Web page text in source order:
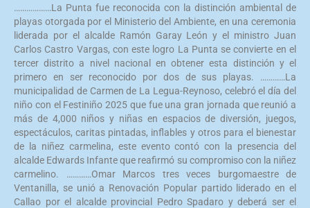
………………La Punta fue reconocida con la distinción ambiental de
playas otorgada por el Ministerio del Ambiente, en una ceremonia
liderada por el alcalde Ramón Garay León y el ministro Juan
Carlos Castro Vargas, con este logro La Punta se convierte en el
tercer distrito a nivel nacional en obtener esta distinción y el
primero en ser reconocido por dos de sus playas. …………La
municipalidad de Carmen de La Legua-Reynoso, celebró el día del
niño con el Festiniño 2025 que fue una gran jornada que reunió a
más de 4,000 niños y niñas en espacios de diversión, juegos,
espectáculos, caritas pintadas, inflables y otros para el bienestar
de la niñez carmelina, este evento contó con la presencia del
alcalde Edwards Infante que reafirmó su compromiso con la niñez
carmelino. …………Omar Marcos tres veces burgomaestre de
Ventanilla, se unió a Renovación Popular partido liderado en el
Callao por el alcalde provincial Pedro Spadaro y deberá ser el